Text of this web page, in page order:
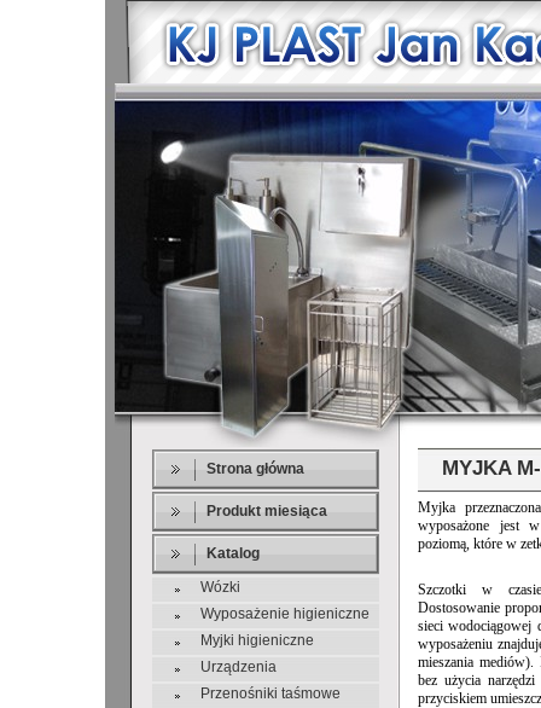
Strona główna
Produkt miesiąca
Katalog
Wózki
Wyposażenie higieniczne
Myjki higieniczne
Urządzenia
Przenośniki taśmowe
MYJKA
Myjka
wyposażone jest
poziomą, które w
Szczotki w
Dostosowanie
sieci wodociągowej
wyposażeniu
mieszania mediów).
bez użycia
przyciskiem